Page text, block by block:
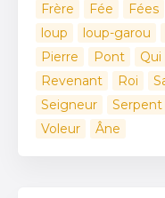
Frère
Fée Fées
loup
loup-garou
Pierre
Pont Qui
Revenant
Roi
Seigneur
Serpent
Voleur
Âne